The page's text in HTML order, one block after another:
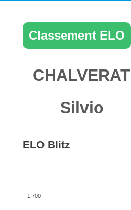
Classement ELO
CHALVERAT
Silvio
ELO Blitz
1,700